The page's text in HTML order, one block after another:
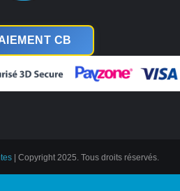
CB
| Copyright 2025. Tous droits réservés.